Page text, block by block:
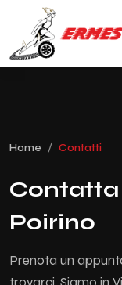
Home Contatti
Contatta
Poirino
Prenota un